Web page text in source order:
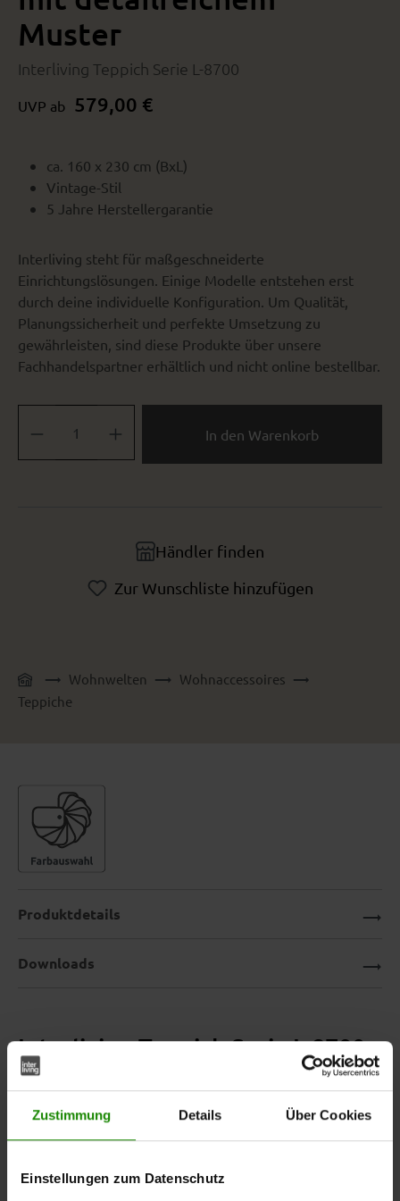
Zustimmung Details Über Cookies
Einstellungen zum Datenschutz
Muster
Interliving Teppich Serie L-8700
UVP ab 579,00 €
ca. 160 x 230 cm (BxL)
Vintage-Stil
5 Jahre Herstellergarantie
Interliving steht für maßgeschneiderte
Einrichtungslösungen. Einige Modelle entstehen erst
durch deine individuelle Konfiguration. Um Qualität,
Planungssicherheit und perfekte Umsetzung zu
gewährleisten, sind diese Produkte über unsere
Fachhandelspartner erhältlich und nicht online bestellbar.
In den Warenkorb
Händler finden
Zur Wunschliste hinzufügen
Wohnwelten
Wohnaccessoires
Teppiche
Interliving Teppich Serie L-8700
– Vintagelook mit Charakter
Mit seinem lebendigen
Vintagemuster in Grau-
Mixverleiht dieserWebteppichaus derInterliving
deinem Zuhause einen Hauch von
Eleganz mit trendiger Note. Die detailreiche Oberfläche
Produktdetails
Downloads